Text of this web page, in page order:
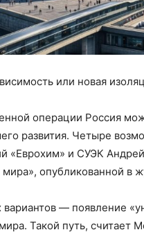
или новая
операции Россия
развития. Четыре
«Еврохим» и СУЭК
опубликованной в
— появление
Такой путь, считает